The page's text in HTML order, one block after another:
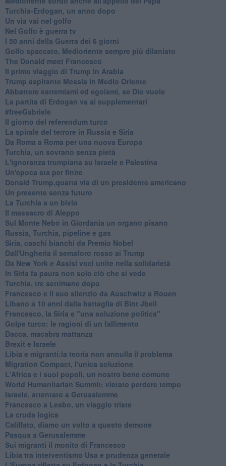
Turchia-Erdogan, un anno dopo
Un via vai nel golfo
Nel Golfo è guerra tv
I 50 anni della Guerra dei 6 giorni
Golfo spaccato, Medioriente sempre più dilaniato
The Donald meet Francesco
Il primo viaggio di Trump in Arabia
Trump aspirante Messia in Medio Oriente
Abbattere estremismi ed egoismi, se Dio vuole
La partita di Erdogan va ai supplementari
#freeGabriele
Il giorno del referendum turco
La spirale del terrore in Russia e Siria
Da Roma a Roma per una nuova Europa
Turchia, un sovrano senza pietà
L'ignoranza trumpiana su Israele e Palestina
Un'epoca sta per finire
Donald Trump,quarta via di un presidente americano
Un presente senza futuro
La Turchia a un bivio
Il massacro di Aleppo
Sul Monte Nebo in Giordania un organo pisano
Russia, Turchia, pipeline e gas
Siria, caschi bianchi da Premio Nobel
Dall'Ungheria il semaforo rosso ai Trump
Da New York e Assisi voci unite nella solidarietà
In Siria fa paura non solo ciò che si vede
Turchia, tre settimane dopo
Francesco e il suo silenzio da Auschwitz a Rouen
Libano a 10 anni dalla battaglia di Bint Jbeil
Francesco, la Siria e "una soluzione politica"
Golpe turco: le ragioni di un fallimento
Dacca, macabra mattanza
Brexit e Israele
Libia e migranti:la teoria non annulla il problema
Migration Compact, l'unica soluzione
L'Africa e i suoi popoli, un nostro bene comune
World Humanitarian Summit: vietato perdere tempo
Israele, attentato a Gerusalemme
Francesco a Lesbo, un viaggio triste
La cruda logica
Califfato, diamo un volto a questo demone
Pasqua a Gerusalemme
Sui migranti il monito di Francesco
Libia tra interventismo Usa e prudenza generale